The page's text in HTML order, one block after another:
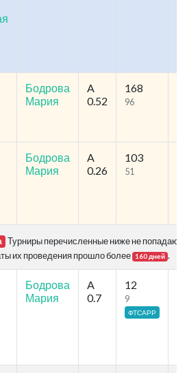
Бодрова
Мария
A
0.52
168
96
Бодрова
Мария
A
0.26
103
51
Турниры перечисленные ниже не попадают в
их проведения прошло более 160 дней .
Бодрова
Мария
A
0.7
12
9
ФТСАРР